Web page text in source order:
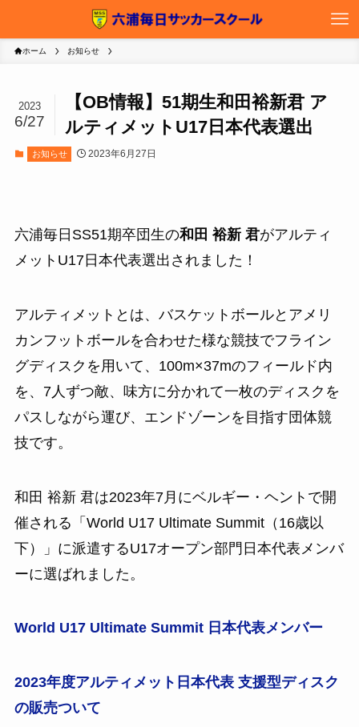
ホーム お知らせ
【OB情報】51期生和田裕新君 ア
ルティメットU17日本代表選出
2023
6/27
お知らせ 2023年6月27日
六浦毎日SS51期卒団生の和田 裕新 君がアルティ
メットU17日本代表選出されました！
アルティメットとは、バスケットボールとアメリ
カンフットボールを合わせた様な競技でフライン
グディスクを用いて、100m×37mのフィールド内
を、7人ずつ敵、味方に分かれて一枚のディスクを
パスしながら運び、エンドゾーンを目指す団体競
技です。
和田 裕新 君は2023年7月にベルギー・ヘントで開
催される「World U17 Ultimate Summit（16歳以
下）」に派遣するU17オープン部門日本代表メンバ
ーに選ばれました。
World U17 Ultimate Summit 日本代表メンバー
2023年度アルティメット日本代表 支援型ディスク
の販売ついて